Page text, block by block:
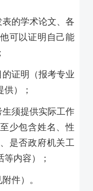
的学术论文、各
可以证明自己能
证明（报考专业
）；
须提供实际工作
少包含姓名、性
是否政府机关工
内容）；
件）。